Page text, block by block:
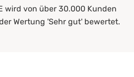
wird von über 30.000 Kunden
Wertung 'Sehr gut' bewertet.